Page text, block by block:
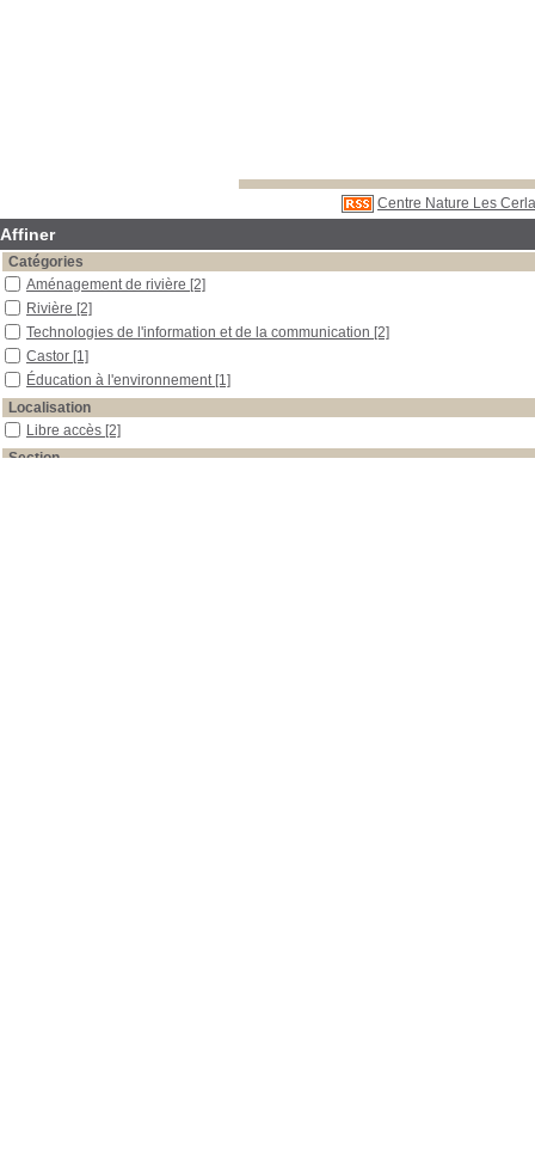
Centre Nature Les
Affiner
Catégories
Aménagement de rivière [2]
Rivière [2]
Technologies de l'information et de la communication [2]
Castor [1]
Éducation à l'environnement [1]
Localisation
Libre accès [2]
Section